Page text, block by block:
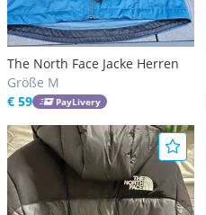
The North Face Jacke Herren
Größe M
€ 59
PayLivery